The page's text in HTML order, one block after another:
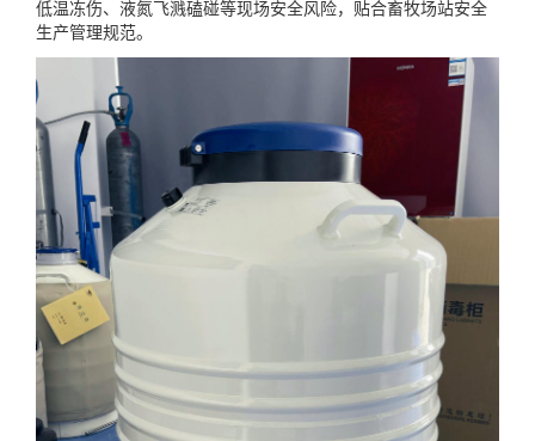
低温冻伤、液氮飞溅磕碰等现场安全风险，贴合畜牧场站安全
生产管理规范。